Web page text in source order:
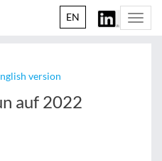
EN
version
auf 2022